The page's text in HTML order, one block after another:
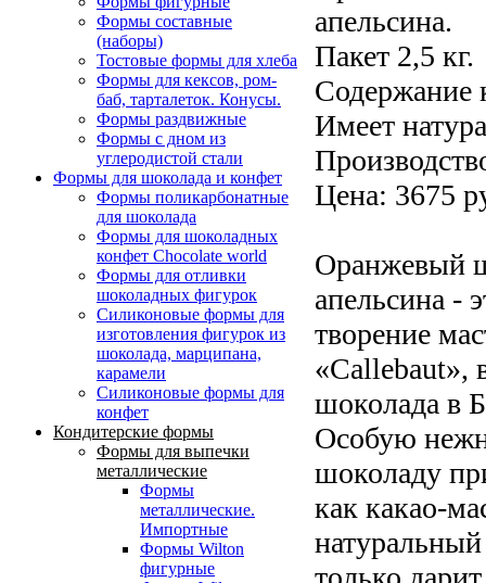
Формы составные
(наборы)
Тостовые формы для хлеба
Формы для кексов, ром-
баб, тарталеток. Конусы.
Формы раздвижные
Формы с дном из
углеродистой стали
Формы для шоколада и конфет
Формы поликарбонатные
для шоколада
Формы для шоколадных
конфет Сhocolate world
Формы для отливки
шоколадных фигурок
Силиконовые формы для
изготовления фигурок из
шоколада, марципана,
карамели
Силиконовые формы для
конфет
Кондитерские формы
Формы для выпечки
металлические
Формы
металлические.
Импортные
Формы Wilton
фигурные
апельсина.
Пакет 2,5 кг.
Содержание
Имеет
Цена: 3675
Оранжевый
апельсина -
творение
«Callebaut»,
шоколада в
Особую
шоколаду
как какао-
натуральный